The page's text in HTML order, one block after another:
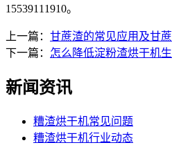
15539111910。
上一篇： 甘蔗渣的常见应用及甘
下一篇： 怎么降低淀粉渣烘干机
新闻资讯
糟渣烘干机常见问题
糟渣烘干机行业动态